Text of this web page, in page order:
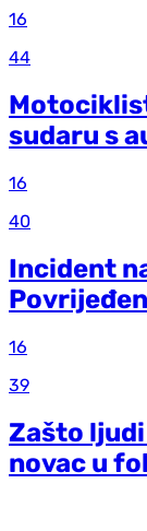
16
44
sudaru s
16
40
Incident
16
39
Zašto
novac u